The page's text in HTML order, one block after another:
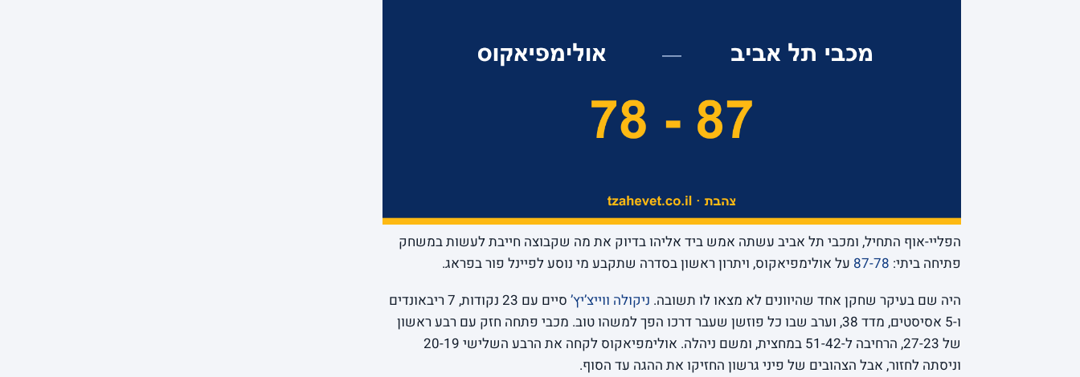
הפליי-אוף התחיל, ומכבי תל אביב עשתה אמש ביד אליהו בדיוק את מה שקבוצה חייבת לעשות במשחק
פתיחה ביתי: 87-78 על אולימפיאקוס, ויתרון ראשון בסדרה שתקבע מי נוסע לפיינל פור בפראג.
היה שם בעיקר שחקן אחד שהיוונים לא מצאו לו תשובה. ניקולה ווייצ’יץ’
סיים עם 23 נקודות, 7 ריבאונדים
ו-5 אסיסטים, מדד 38, וערב שבו כל פוזשן שעבר דרכו הפך למשהו טוב. מכבי פתחה חזק עם רבע ראשון
של 27-23, הרחיבה ל-51-42 במחצית, ומשם ניהלה. אולימפיאקוס לקחה את הרבע השלישי 20-19
וניסתה לחזור, אבל הצהובים של פיני גרשון החזיקו את ההגה עד הסוף.